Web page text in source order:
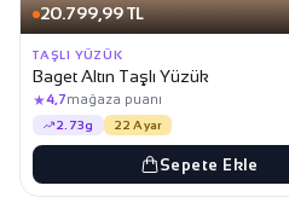
20.799,99 TL
TAŞLI YÜZÜK
Baget Altın Taşlı Yüzük
★4,7mağaza puanı
2.73g 22 Ayar
Sepete Ekle